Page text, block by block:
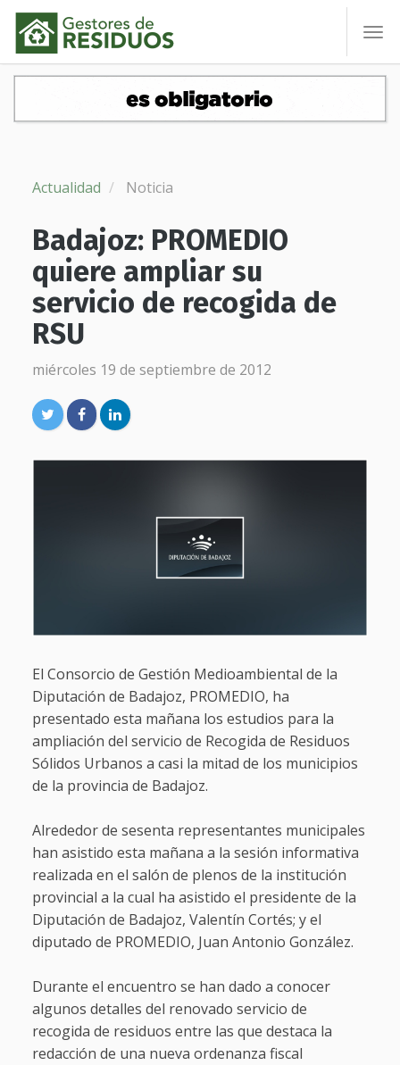
Actualidad Noticia
Badajoz: PROMEDIO
quiere ampliar su
servicio de recogida de
RSU
miércoles 19 de septiembre de 2012
El Consorcio de Gestión Medioambiental de la
Diputación de Badajoz, PROMEDIO, ha
presentado esta mañana los estudios para la
ampliación del servicio de Recogida de Residuos
Sólidos Urbanos a casi la mitad de los municipios
de la provincia de Badajoz.
Alrededor de sesenta representantes municipales
han asistido esta mañana a la sesión informativa
realizada en el salón de plenos de la institución
provincial a la cual ha asistido el presidente de la
Diputación de Badajoz, Valentín Cortés; y el
diputado de PROMEDIO, Juan Antonio González.
Durante el encuentro se han dado a conocer
algunos detalles del renovado servicio de
recogida de residuos entre las que destaca la
redacción de una nueva ordenanza fiscal